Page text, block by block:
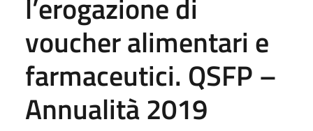
l’erogazione di
voucher alimentari e
farmaceutici. QSFP –
Annualità 2019